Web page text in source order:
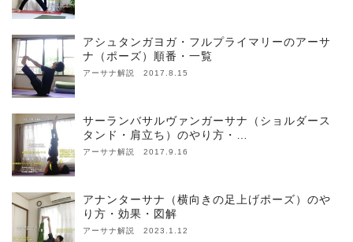
アシュタンガヨガ・フルプライマリーのアーサ
ナ（ポーズ）順番・一覧
アーサナ解説 2017.8.15
サーランバサルヴァンガーサナ（ショルダース
タンド・肩立ち）のやり方・…
アーサナ解説 2017.9.16
アナンターサナ（横向きの足上げポーズ）のや
り方・効果・図解
アーサナ解説 2023.1.12